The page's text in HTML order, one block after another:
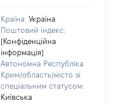
Країна: Україна
Поштовий індекс:
[Конфіденційна
інформація]
Автономна Республіка
Крим/область/місто зі
спеціальним статусом:
Київська